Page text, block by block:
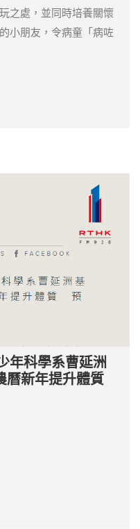
之處，並同時培養關懷
小朋友，令病童「病咗
年科學系曹延洲
曆新年提升體質